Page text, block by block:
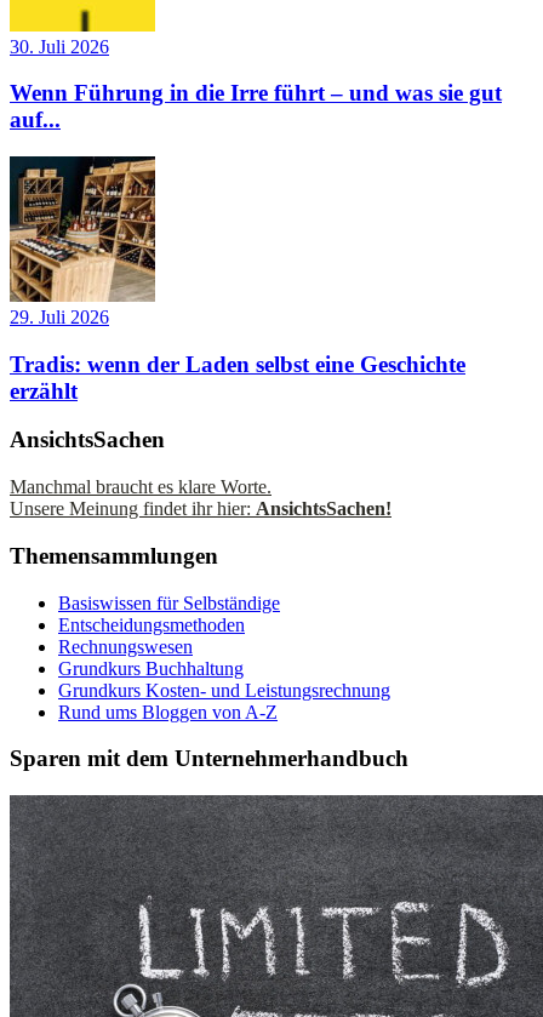
30. Juli 2026
Wenn Führung in die Irre führt – und was sie gut
auf...
29. Juli 2026
Tradis: wenn der Laden selbst eine Geschichte
erzählt
AnsichtsSachen
Manchmal braucht es klare Worte.
Unsere Meinung findet ihr hier: AnsichtsSachen!
Themensammlungen
Basiswissen für Selbständige
Entscheidungsmethoden
Rechnungswesen
Grundkurs Buchhaltung
Grundkurs Kosten- und Leistungsrechnung
Rund ums Bloggen von A-Z
Sparen mit dem Unternehmerhandbuch